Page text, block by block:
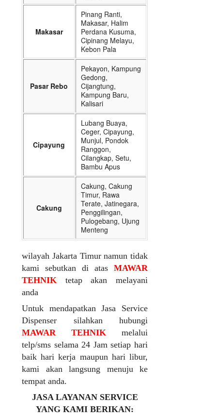
Makasar
Pinang Ranti,
Makasar, Halim
Perdana Kusuma,
Cipinang Melayu,
Kebon Pala
Pasar Rebo
Pekayon, Kampung
Gedong,
Cijangtung,
Kampung Baru,
Kalisari
Cipayung
Lubang Buaya,
Ceger, Cipayung,
Munjul, Pondok
Ranggon,
Cilangkap, Setu,
Bambu Apus
Cakung
Cakung, Cakung
Timur, Rawa
Terate, Jatinegara,
Penggilingan,
Pulogebang, Ujung
Menteng
wilayah Jakarta Timur namun tidak
kami sebutkan di atas MAWAR
TEHNIK tetap akan melayani
anda
Untuk mendapatkan Jasa Service
Dispenser silahkan hubungi
MAWAR TEHNIK melalui
telp/sms selama 24 Jam setiap hari
baik hari kerja maupun hari libur,
kami akan langsung menuju ke
tempat anda.
JASA LAYANAN SERVICE
YANG KAMI BERIKAN: